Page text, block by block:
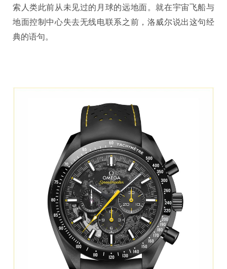
索人类此前从未见过的月球的远地面。就在宇宙飞船与
地面控制中心失去无线电联系之前，洛威尔说出这句经
典的语句。